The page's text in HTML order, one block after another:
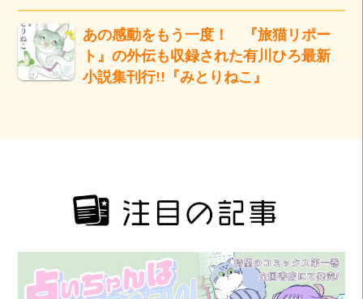
あの感動をもう一度！ 『旅猫リポー
ト』の外伝も収録された有川ひろ最新
小説集刊行!!『みとりねこ』